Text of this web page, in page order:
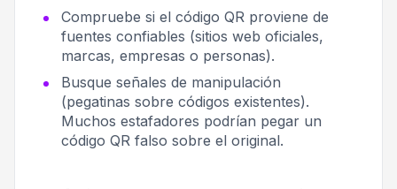
Compruebe si el código QR proviene de
fuentes confiables (sitios web oficiales,
marcas, empresas o personas).
Busque señales de manipulación
(pegatinas sobre códigos existentes).
Muchos estafadores podrían pegar un
código QR falso sobre el original.